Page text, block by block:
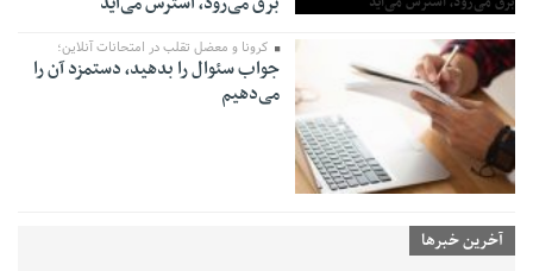
کرونا و معضل تقلب در امتحانات آنلاین؛
جواب سئوال را بدهید، دستمزد آن را
می‌دهیم
آخرین خبرها